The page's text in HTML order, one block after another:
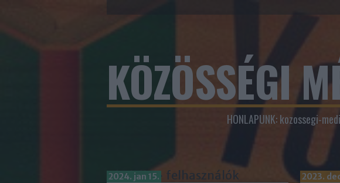
KÖZÖSSÉGI
HONLAPUNK: kozossegi-
Címkék» felhasználók
2024. jan 15. 2023.